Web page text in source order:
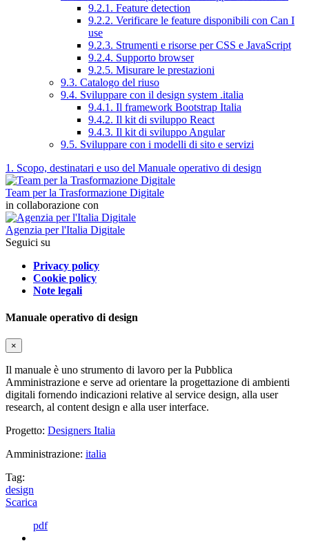
9.2.1. Feature detection
9.2.2. Verificare le feature disponibili con Can I
use
9.2.3. Strumenti e risorse per CSS e JavaScript
9.2.4. Supporto browser
9.2.5. Misurare le prestazioni
9.3. Catalogo del riuso
9.4. Sviluppare con il design system .italia
9.4.1. Il framework Bootstrap Italia
9.4.2. Il kit di sviluppo React
9.4.3. Il kit di sviluppo Angular
9.5. Sviluppare con i modelli di sito e servizi
1. Scopo, destinatari e uso del Manuale operativo di design
Team per la Trasformazione Digitale
in collaborazione con
Agenzia per l'Italia Digitale
Seguici su
Privacy policy
Cookie policy
Note legali
Manuale operativo di design
×
Il manuale è uno strumento di lavoro per la Pubblica
Amministrazione e serve ad orientare la progettazione di ambienti
digitali fornendo indicazioni relative al service design, alla user
research, al content design e alla user interface.
Progetto: Designers Italia
Amministrazione: italia
Tag:
design
Scarica
pdf